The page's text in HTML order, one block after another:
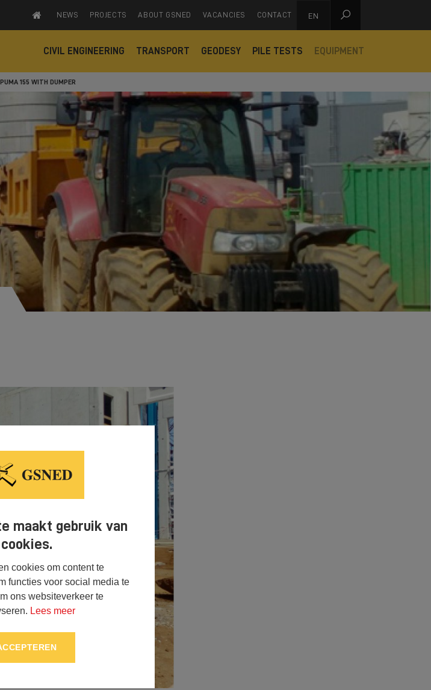
maakt gebruik van
cookies.
cookies om content te
functies voor social media te
ons websiteverkeer te
Lees meer
NEWS PROJECTS ABOUT GSNED VACANCIES CONTACT EN 
CIVIL ENGINEERING TRANSPORT GEODESY PILE TESTS EQUIPMENT
155 WITH DUMPER